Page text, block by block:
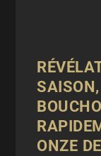
ONZE